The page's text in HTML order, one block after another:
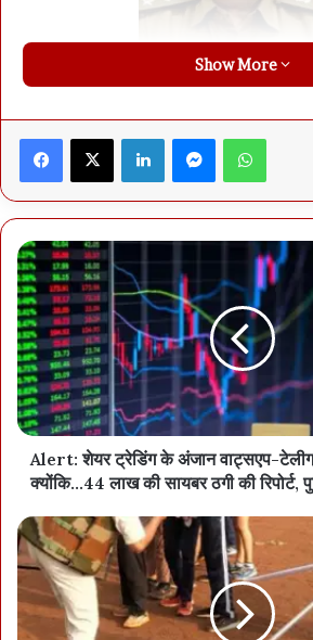
आईपीएस डा. लाल उमेद
इसी तरह, शासन ने कुछ प्रशासनिक अफसरों के
बेवरेजेस कार्पोरेशन के जीएम आईएएस विनीत
Show More
Facebook X LinkedIn
Alert: शेयर ट्रेडिंग के अंजान वाट्सएप-
क्योंकि...44 लाख की सायबर ठगी की